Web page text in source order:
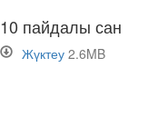
10 пайдалы сан
Жүктеу 2.6MB